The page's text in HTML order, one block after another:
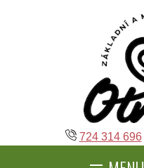
724 314 696